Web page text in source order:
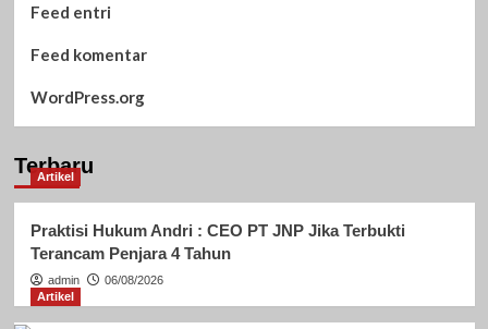
Feed entri
Feed komentar
WordPress.org
Terbaru
Artikel
Praktisi Hukum Andri : CEO PT JNP Jika Terbukti
Terancam Penjara 4 Tahun
admin
06/08/2026
Artikel